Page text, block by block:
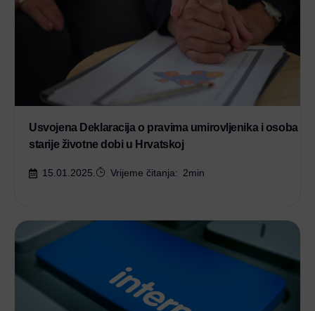
Usvojena Deklaracija o pravima umirovljenika i osoba
starije životne dobi u Hrvatskoj
15.01.2025. Vrijeme čitanja: 2min